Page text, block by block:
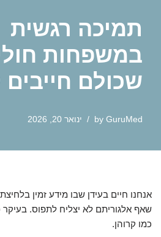
תמיכה רגשית
במשפחות
שכולם חייבים
by GuruMed ינואר 20, 2026
אנחנו חיים בעידן שבו מידע זמין
שאף אלגוריתם לא יצליח לתפוס.
כמו קרוהן.